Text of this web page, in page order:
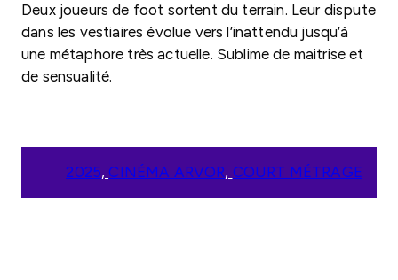
Deux joueurs de foot sortent du terrain. Leur dispute
dans les vestiaires évolue vers l’inattendu jusqu’à
une métaphore très actuelle. Sublime de maitrise et
de sensualité.
2025, CINÉMA ARVOR, COURT MÉTRAGE